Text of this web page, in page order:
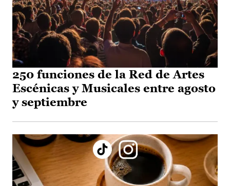
250 funciones de la Red de Artes
Escénicas y Musicales entre agosto
y septiembre